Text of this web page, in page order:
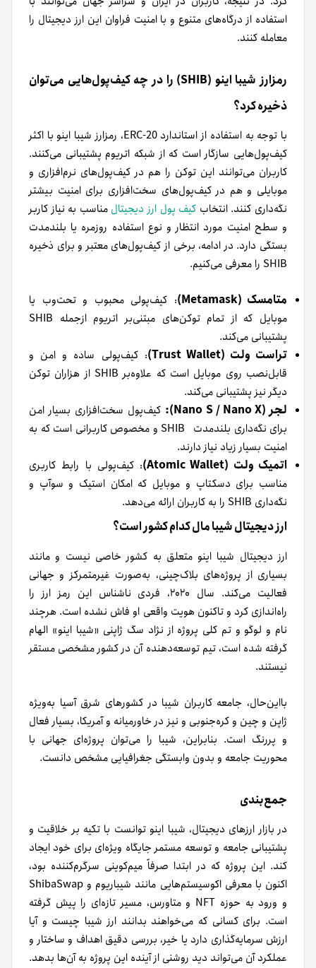
استفاده از درگاه‌های متنوع و با امنیت فراوان این ارز دیجیتال را
معامله کنند.
رمزارز شیبا اینو (SHIB) را در چه کیف‌پول‌هایی می‌توان
ذخیره کرد؟
با توجه به استفاده از استاندارد ERC-20، رمزارز شیبا اینو با اکثر
کیف‌پول‌هایی سازگار است که از شبکه اتریوم پشتیبانی می‌کنند.
کاربران می‌توانند این توکن را هم در کیف‌پول‌های نرم‌افزاری و
موبایلی و هم در کیف‌پول‌های سخت‌افزاری برای امنیت بیشتر
نگه‌داری کنند. انتخاب کیف ‌پول ارز دیجیتال مناسب به نیاز کاربر
و سطح امنیت مورد انتظار و نوع استفاده روزمره یا بلندمدت
بستگی دارد. در ادامه، برخی از کیف‌پول‌های معتبر و برای ذخیره
SHIB را معرفی می‌کنیم.
متامسک (Metamask)
: کیف‌پولی محبوب و تحت‌وب یا
موبایل که از تمام توکن‌های مبتنی‌بر اتریوم ازجمله SHIB
پشتیبانی می‌کند.
تراست ولت (Trust Wallet)
: کیف‌پولی ساده و امن و
قابل‌نصب روی موبایل است که علاوه‌بر SHIB از هزاران توکن
دیگر نیز پشتیبانی می‌کند.
لجر (Nano S / Nano X):
کیف‌پول سخت‌افزاری بسیار امن
برای نگه‌داری بلندمدت SHIB و مخصوص کاربرانی است که به
امنیت بسیار زیاد نیاز دارند.
اتمیک ولت (Atomic Wallet)
: کیف‌پولی با رابط کاربری
مناسب برای دسکتاپ و موبایل که امکان استیک و سوآپ و
نگه‌داری SHIB را به کاربران ارائه می‌دهد.
ارز دیجیتال شیبا مال کدام کشور است؟
ارز دیجیتال شیبا اینو متعلق به کشور خاصی نیست و مانند
بسیاری از پروژه‌های بلاک‌‌چینی، به‌صورت غیرمتمرکز و جهانی
فعالیت می‌کند. سال ۲۰۲۰، فردی ناشناس این رمز ارز را
راه‌اندازی کرد و تاکنون هویت واقعی او فاش نشده است. هرچند
نام و لوگو و تم کلی پروژه از نژاد سگ ژاپنی «شیبا اینو» الهام
گرفته شده است، تیم توسعه‌دهنده آن در کشور مشخصی مستقر
نیستند.
با‌این‌حال، جامعه کاربران شیبا در کشورهای شرق آسیا به‌ویژه
ژاپن و چین و کره‌جنوبی و نیز در خاورمیانه و آمریکا، بسیار فعال
و پررنگ است. بنابراین، شیبا را می‌توان پروژه‌ای جهانی با
محوریت جامعه و بدون وابستگی جغرافیایی مشخص دانست.
جمع‌بندی
در بازار ارزهای دیجیتال، شیبا اینو توانست با تکیه بر خلاقیت و
پشتیبانی جامعه و توسعه مستمر جایگاه ویژه‌ای برای خود ایجاد
کند. این پروژه که در ابتدا صرفاً میم‌کوینی سرگرم‌کننده بود،
اکنون با معرفی اکوسیستم‌هایی مانند شیباریوم و ShibaSwap
و ورود به حوزه NFT و متاورس، مسیر تازه‌ای را پیش گرفته
است. برای کسانی که می‌خواهند بدانند ارز شیبا چیست و آیا
ارزش سرمایه‌گذاری دارد یا خیر، بررسی دقیق اهداف و ساختار و
عملکرد آن می‌تواند دید روشنی از آینده این پروژه به آن‌ها بدهد.